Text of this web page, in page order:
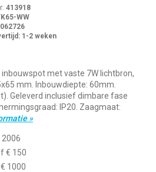
413918
WW
1-2 weken
inbouwspot met vaste 7W lichtbron,
mm. Inbouwdiepte: 60mm.
Geleverd inclusief dimbare fase
IP20. Zaagmaat:
»
€ 150
1000